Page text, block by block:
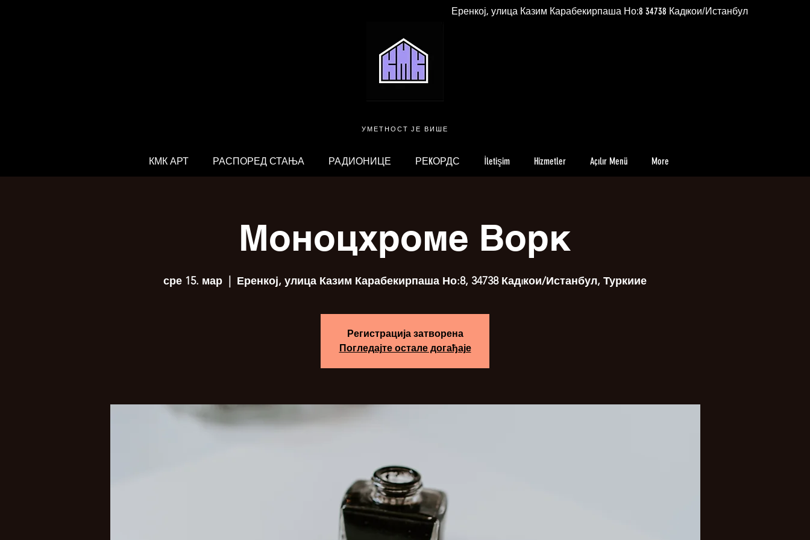
Еренкој, улица Казим Карабекирпаша Но:8 34738 Кадıкои/Истанбул
УМЕТНОСТ ЈЕ ВИШЕ
КМК АРТ РАСПОРЕД СТАЊА РАДИОНИЦЕ РЕKОРДС İletişim Hizmetler Açılır Menü More
Моноцхроме Ворк
сре 15. мар Еренкој, улица Казим Карабекирпаша Но:8, 34738 Кадıкои/Истанбул, Туркиие
Регистрација затворена
Погледајте остале догађаје